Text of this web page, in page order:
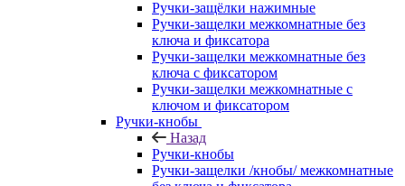
Ручки-защёлки нажимные
Ручки-защелки межкомнатные без
ключа и фиксатора
Ручки-защелки межкомнатные без
ключа с фиксатором
Ручки-защелки межкомнатные с
ключом и фиксатором
Ручки-кнобы
Назад
Ручки-кнобы
Ручки-защелки /кнобы/ межкомнатные